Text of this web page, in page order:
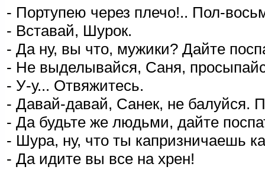
- Портупею через плечо!.. Пол-
- Вставай, Шурок.
- Да ну, вы что, мужики? Дайте
- Не выделывайся, Саня,
- У-у... Отвяжитесь.
- Давай-давай, Санек, не балуйся.
- Да будьте же людьми, дайте
- Шура, ну, что ты капризничаешь
- Да идите вы все на хрен!